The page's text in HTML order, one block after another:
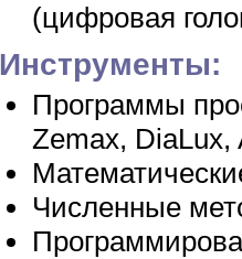
(цифровая
Инструменты:
Программы
Zemax, DiaLux,
Численные